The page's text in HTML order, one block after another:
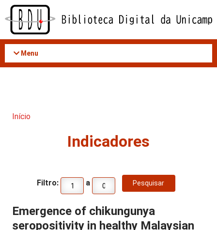
Acessar
conteúdo
Menu
Início
Indicadores
Filtro: a
Emergence of chikungunya
seropositivity in healthy Malaysian